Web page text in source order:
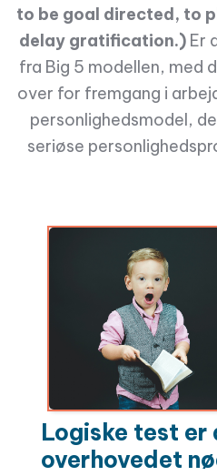
to be goal directed, to
delay gratification.) Er
fra Big 5 modellen, med
over for fremgang i
personlighedsmodel,
seriøse
Logiske test er
overhovedet